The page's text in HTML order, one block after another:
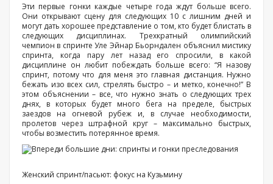
Эти первые гонки каждые четыре года ждут больше всего.
Они открывают сцену для следующих 10 с лишним дней и
могут дать хорошее представление о том, кто будет блистать в
следующих дисциплинах. Трехкратный олимпийский
чемпион в спринте Уле Эйнар Бьорндален объяснил мистику
спринта, когда пару лет назад его спросили, в какой
дисциплине он любит побеждать больше всего: “Я назову
спринт, потому что для меня это главная дистанция. Нужно
бежать изо всех сил, стрелять быстро – и метко, конечно!” В
этом объяснении – все, что нужно знать о следующих трех
днях, в которых будет много бега на пределе, быстрых
заездов на огневой рубеж и, в случае необходимости,
пролетов через штрафной круг – максимально быстрых,
чтобы возместить потерянное время.
Женский спринт/пасьют: фокус на Кузьмину